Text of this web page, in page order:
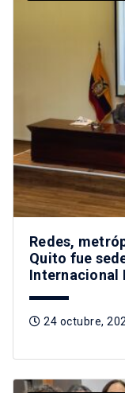
Redes,
Quito fue
Internacional
24 octubre,